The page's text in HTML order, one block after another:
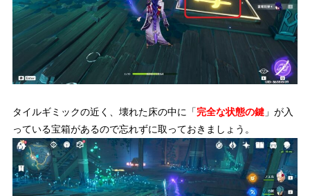
タイルギミックの近く、壊れた床の中に「完全な状態の鍵」が入
っている宝箱があるので忘れずに取っておきましょう。